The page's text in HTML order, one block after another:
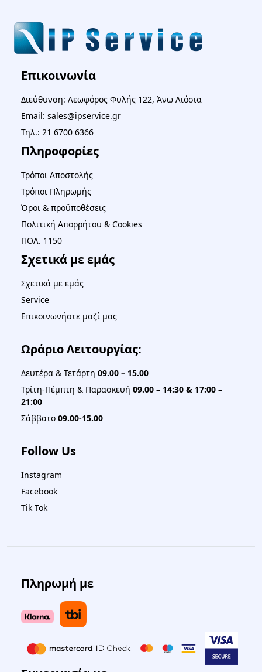
Επικοινωνία
Διεύθυνση: Λεωφόρος Φυλής 122, Άνω Λιόσια
Email: sales@ipservice.gr
Τηλ.: 21 6700 6366
Πληροφορίες
Τρόποι Αποστολής
Τρόποι Πληρωμής
Όροι & προϋποθέσεις
Πολιτική Απορρήτου & Cookies
ΠΟΛ. 1150
Σχετικά με εμάς
Σχετικά με εμάς
Service
Επικοινωνήστε μαζί μας
Ωράριο Λειτουργίας:
Δευτέρα & Τετάρτη 09.00 – 15.00
Τρίτη-Πέμπτη & Παρασκευή 09.00 – 14:30 & 17:00 –
21:00
Σάββατο 09.00-15.00
Follow Us
Instagram
Facebook
Tik Tok
Πληρωμή με